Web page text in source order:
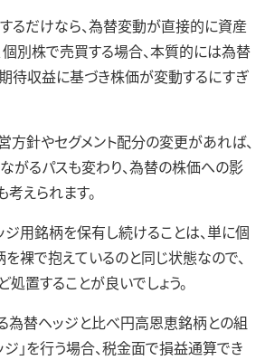
るだけなら、為替変動が直接的に資産
個別株で売買する場合、本質的には為替
待収益に基づき株価が変動するにすぎ
針やセグメント配分の変更があれば、
がるパスも変わり、為替の株価への影
えられます。
用銘柄を保有し続けることは、単に個
裸で抱えているのと同じ状態なので、
置することが良いでしょう。
為替ヘッジと比べ円高恩恵銘柄との組
」を行う場合、税金面で損益通算でき